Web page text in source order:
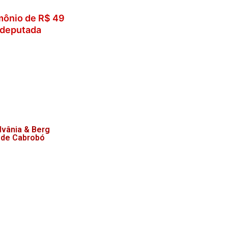
de R$ 49
& Berg
Cabrobó